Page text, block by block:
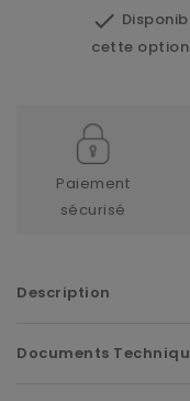

cette option
Paiement
sécurisé
Description
Documents